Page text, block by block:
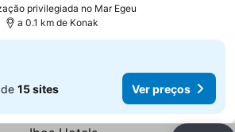
privilegiada no Mar Egeu
a 0.1 km de Konak
15 sites Ver preços